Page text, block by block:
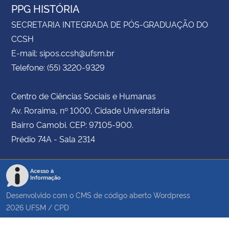
PPG HISTÓRIA
SECRETARIA INTEGRADA DE PÓS-GRADUAÇÃO DO
CCSH
E-mail: sipos.ccsh@ufsm.br
Telefone: (55) 3220-9329
Centro de Ciências Sociais e Humanas
Av. Roraima, nº 1000, Cidade Universitária
Bairro Camobi. CEP: 97105-900.
Prédio 74A - Sala 2314
Acesso à
Informação
Desenvolvido com o CMS de código aberto Wordpress
2026 UFSM / CPD